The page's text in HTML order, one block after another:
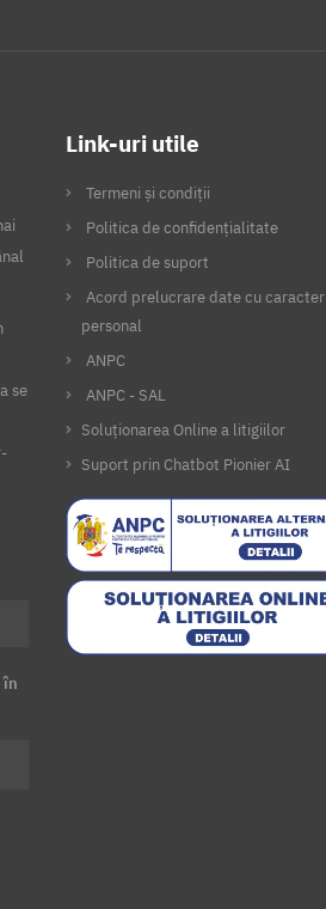
se
în
Link-uri utile
Termeni și condiții
Politica de confidențialitate
Politica de suport
Acord prelucrare date cu caracter
personal
ANPC
ANPC - SAL
Soluționarea Online a litigiilor
Suport prin Chatbot Pionier AI